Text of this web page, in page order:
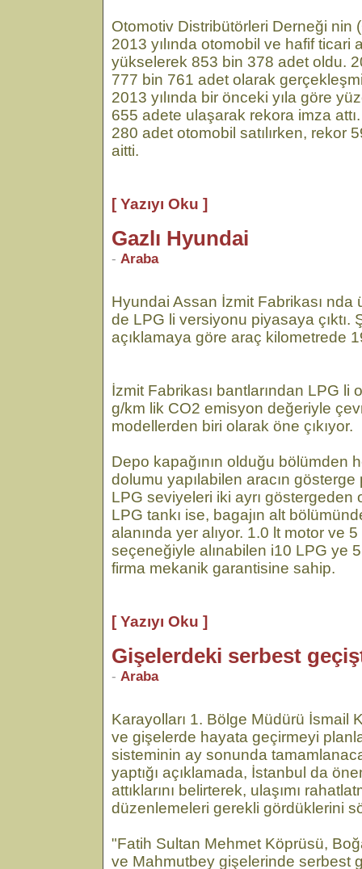
Otomotiv Distribütörleri Derneği nin
2013 yılında otomobil ve hafif ticari
yükselerek 853 bin 378 adet oldu.
777 bin 761 adet olarak
2013 yılında bir önceki yıla göre
655 adete ulaşarak rekora imza
280 adet otomobil satılırken, rekor
aitti.
[ Yazıyı Oku ]
Gazlı Hyundai
- Araba
Hyundai Assan İzmit Fabrikası nda
de LPG li versiyonu piyasaya çıktı.
açıklamaya göre araç kilometrede
İzmit Fabrikası bantlarından LPG li
g/km lik CO2 emisyon değeriyle
modellerden biri olarak öne çıkıyor.
Depo kapağının olduğu bölümden
dolumu yapılabilen aracın
LPG seviyeleri iki ayrı göstergeden
LPG tankı ise, bagajın alt
alanında yer alıyor. 1.0 lt motor ve
seçeneğiyle alınabilen i10 LPG ye
firma mekanik garantisine sahip.
[ Yazıyı Oku ]
Gişelerdeki serbest
- Araba
Karayolları 1. Bölge Müdürü İsmail
ve gişelerde hayata geçirmeyi
sisteminin ay sonunda
yaptığı açıklamada, İstanbul da
attıklarını belirterek, ulaşımı
düzenlemeleri gerekli gördüklerini
"Fatih Sultan Mehmet Köprüsü,
ve Mahmutbey gişelerinde serbest